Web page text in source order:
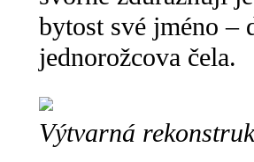
bytost své jméno –
jednorožcova čela.
Výtvarná